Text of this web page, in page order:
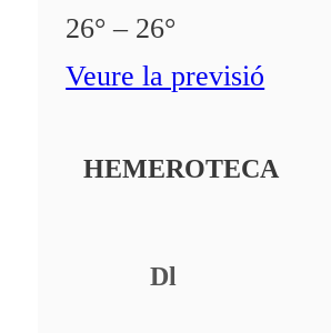
26° – 26°
Veure la previsió
HEMEROTECA
Dl